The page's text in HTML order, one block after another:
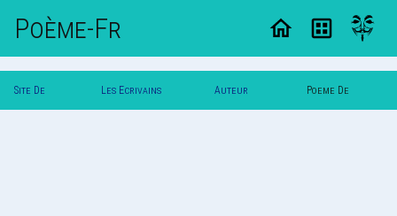
Poème-Fr
Site De Les Ecrivains Auteur Poeme De